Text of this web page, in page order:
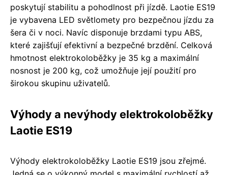
poskytují stabilitu a pohodlnost při jízdě. Laotie ES19
je vybavena LED světlomety pro bezpečnou jízdu za
šera či v noci. Navíc disponuje brzdami typu ABS,
které zajišťují efektivní a bezpečné brzdění. Celková
hmotnost elektrokoloběžky je 35 kg a maximální
nosnost je 200 kg, což umožňuje její použití pro
širokou skupinu uživatelů.
Výhody a nevýhody elektrokoloběžky
Laotie ES19
Výhody elektrokoloběžky Laotie ES19 jsou zřejmé.